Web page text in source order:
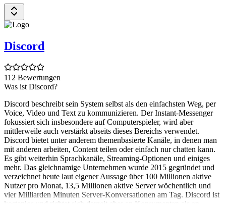
Was kann ich mit Webex machen?
Webex ist ein cloudbasiertes Videokonferenz-Tool, mit dem Ihr
teilnehmen könnt. Zudem lassen sich mit Webex Nachrichten
bis zu 100.000 Teilnehmer:innen veranstalten. Um Eure Arbeit zu
erleichtern, lässt sich Webex mit zahlreichen anderen Tools wie
Salesforce, Zendesk, Miro, Slack und Google Kalender verbinden.
Wie installiere ich Webex?
Für die Verwendung von Webex benötigt Ihr keine lokale
Installation auf Eurem Computer, sondern nur ein Kundenkonto bei
Webex. Nachdem Ihr Euer Kundenkonto erstellt und bestätigt habt,
loggt Ihr Euch über die Webex-Website in Euer Kundenkonto ein
und von dort aus könnt Ihr alle Webex-Funktionen in Anspruch
nehmen.
Wie starte ich ein Webex-Meeting?
Sobald Ihr Euch in Eurem Kundenkonto bei Webex eingeloggt habt,
Discord
112 Bewertungen
Was ist Discord?
Discord beschreibt sein System selbst als den einfachsten Weg, per
Voice, Video und Text zu kommunizieren. Der Instant-Messenger
fokussiert sich insbesondere auf Computerspieler, wird aber
mittlerweile auch verstärkt abseits dieses Bereichs verwendet.
Discord bietet unter anderem themenbasierte Kanäle, in denen man
mit anderen arbeiten, Content teilen oder einfach nur chatten kann.
Es gibt weiterhin Sprachkanäle, Streaming-Optionen und einiges
mehr. Das gleichnamige Unternehmen wurde 2015 gegründet und
verzeichnet heute laut eigener Aussage über 100 Millionen aktive
Nutzer pro Monat, 13,5 Millionen aktive Server wöchentlich und
vier Milliarden Minuten Server-Konversationen am Tag. Discord ist